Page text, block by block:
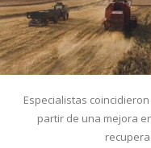
Especialistas
partir de una mejora